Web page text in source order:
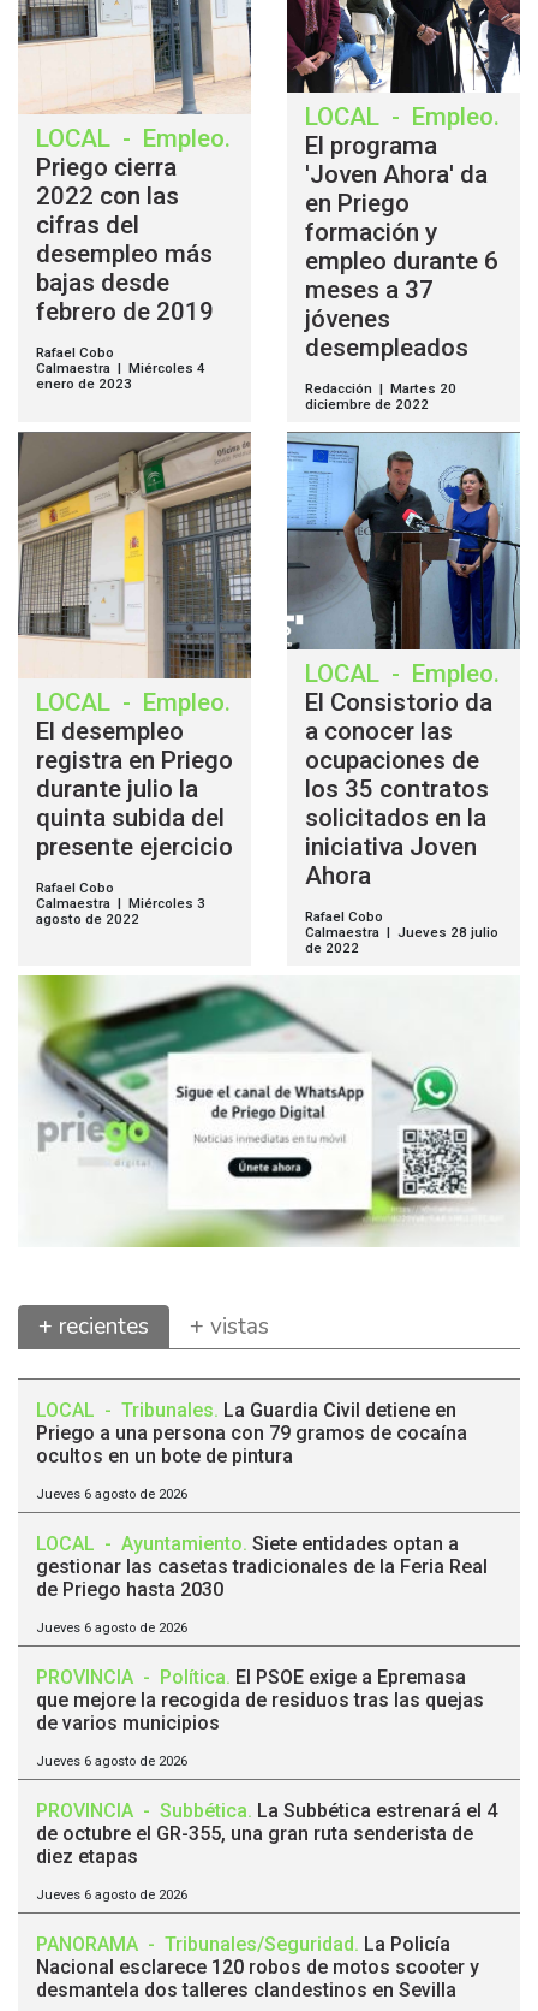
LOCAL - Empleo.
Priego cierra
2022 con las
cifras del
desempleo más
bajas desde
febrero de 2019
Rafael Cobo
Calmaestra | Miércoles 4
enero de 2023
LOCAL - Empleo.
El programa
'Joven Ahora' da
en Priego
formación y
empleo durante 6
meses a 37
jóvenes
desempleados
Redacción | Martes 20
diciembre de 2022
LOCAL - Empleo.
El desempleo
registra en Priego
durante julio la
quinta subida del
presente ejercicio
Rafael Cobo
Calmaestra | Miércoles 3
agosto de 2022
LOCAL - Empleo.
El Consistorio da
a conocer las
ocupaciones de
los 35 contratos
solicitados en la
iniciativa Joven
Ahora
Rafael Cobo
Calmaestra | Jueves 28 julio
de 2022
+ recientes + vistas
LOCAL - Tribunales. La Guardia Civil detiene en
Priego a una persona con 79 gramos de cocaína
ocultos en un bote de pintura
Jueves 6 agosto de 2026
LOCAL - Ayuntamiento. Siete entidades optan a
gestionar las casetas tradicionales de la Feria Real
de Priego hasta 2030
Jueves 6 agosto de 2026
PROVINCIA - Política. El PSOE exige a Epremasa
que mejore la recogida de residuos tras las quejas
de varios municipios
Jueves 6 agosto de 2026
PROVINCIA - Subbética. La Subbética estrenará el 4
de octubre el GR-355, una gran ruta senderista de
diez etapas
Jueves 6 agosto de 2026
PANORAMA - Tribunales/Seguridad. La Policía
Nacional esclarece 120 robos de motos scooter y
desmantela dos talleres clandestinos en Sevilla